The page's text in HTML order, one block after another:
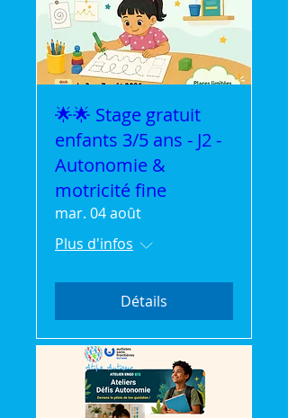
🌟🌟 Stage gratuit
enfants 3/5 ans - J2 -
Autonomie &
motricité fine
mar. 04 août
Plus d'infos
Détails